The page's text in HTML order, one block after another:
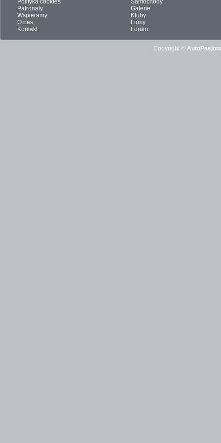
Polityka cookies
Patronaty
Wspieramy
O nas
Kontakt
Samochody
Galerie
Kluby
Firmy
Forum
Copyright ©